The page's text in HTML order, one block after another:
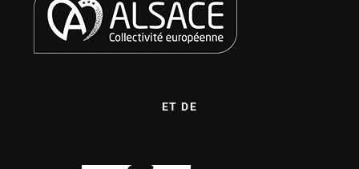
ET DE